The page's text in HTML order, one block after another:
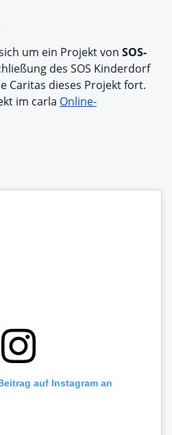
um ein Projekt von SOS-
des SOS Kinderdorf
Caritas dieses Projekt fort.
im carla Online-
auf Instagram an